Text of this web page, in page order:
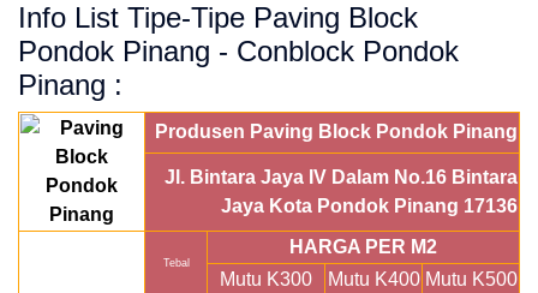
Info List Tipe-Tipe Paving Block
Pondok Pinang - Conblock Pondok
Pinang :
Produsen Paving Block Pondok Pinang
Jl. Bintara Jaya IV Dalam No.16 Bintara
Jaya Kota Pondok Pinang 17136
Tebal
HARGA PER M2
Mutu K300
Mutu K400 Mutu K500